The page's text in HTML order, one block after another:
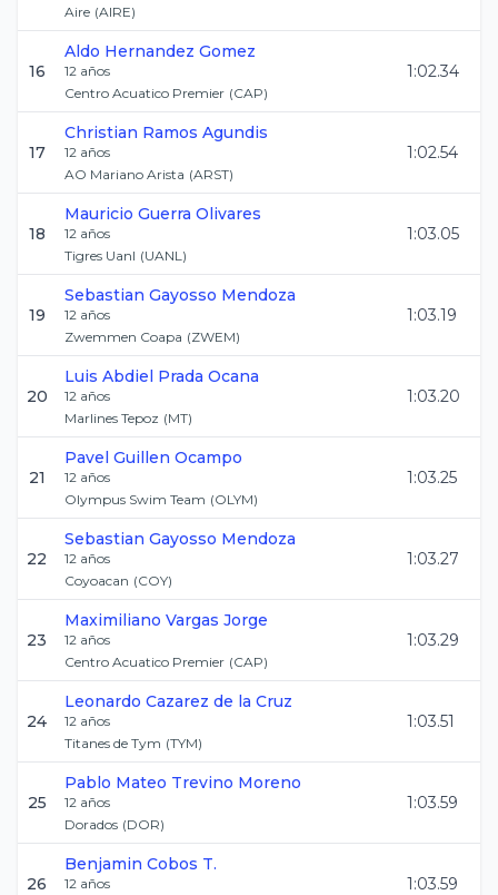
Aire (AIRE)
16
Aldo Hernandez Gomez
12 años
Centro Acuatico Premier (CAP)
1:02.34
17
Christian Ramos Agundis
12 años
AO Mariano Arista (ARST)
1:02.54
18
Mauricio Guerra Olivares
12 años
Tigres Uanl (UANL)
1:03.05
19
Sebastian Gayosso Mendoza
12 años
Zwemmen Coapa (ZWEM)
1:03.19
20
Luis Abdiel Prada Ocana
12 años
Marlines Tepoz (MT)
1:03.20
21
Pavel Guillen Ocampo
12 años
Olympus Swim Team (OLYM)
1:03.25
22
Sebastian Gayosso Mendoza
12 años
Coyoacan (COY)
1:03.27
23
Maximiliano Vargas Jorge
12 años
Centro Acuatico Premier (CAP)
1:03.29
24
Leonardo Cazarez de la Cruz
12 años
Titanes de Tym (TYM)
1:03.51
25
Pablo Mateo Trevino Moreno
12 años
Dorados (DOR)
1:03.59
26
Benjamin Cobos T.
12 años
1:03.59